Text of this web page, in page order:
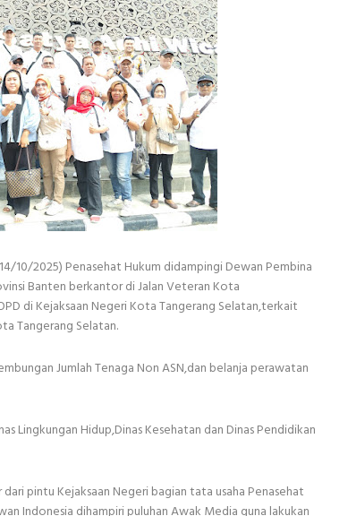
10/2025) Penasehat Hukum didampingi Dewan Pembina
Banten berkantor di Jalan Veteran Kota
di Kejaksaan Negeri Kota Tangerang Selatan,terkait
Tangerang Selatan.
Jumlah Tenaga Non ASN,dan belanja perawatan
Lingkungan Hidup,Dinas Kesehatan dan Dinas Pendidikan
pintu Kejaksaan Negeri bagian tata usaha Penasehat
Indonesia dihampiri puluhan Awak Media guna lakukan